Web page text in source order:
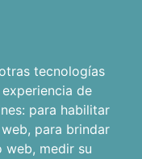
tecnologías
de
para habilitar
, para brindar
web, medir su